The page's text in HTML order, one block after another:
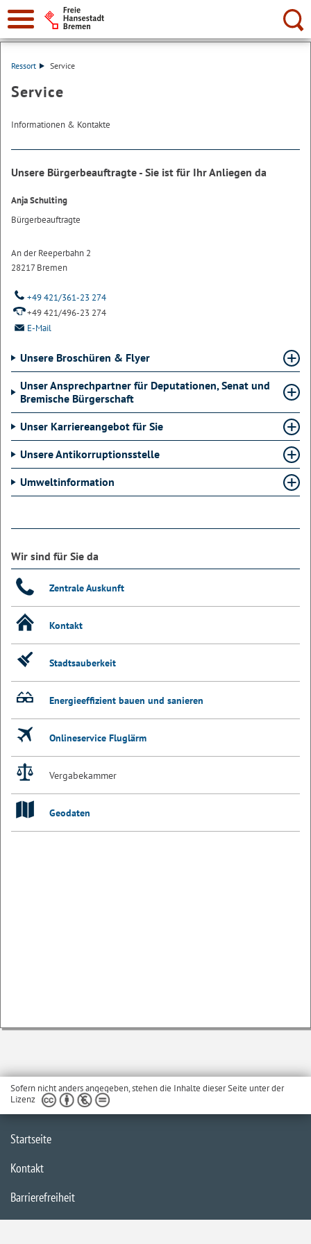
Suche:
Ressort Service
Service
Informationen & Kontakte
Unsere Bürgerbeauftragte - Sie ist für Ihr Anliegen da
Anja Schulting
Bürgerbeauftragte
An der Reeperbahn 2
28217 Bremen
+49 421/361-23 274
+49 421/496-23 274
E-Mail
Unsere Broschüren & Flyer
Unser Ansprechpartner für Deputationen, Senat und
Bremische Bürgerschaft
Unser Karriereangebot für Sie
Unsere Antikorruptionsstelle
Umweltinformation
Wir sind für Sie da
Zentrale Auskunft
Kontakt
Stadtsauberkeit
Energieeffizient bauen und sanieren
Onlineservice Fluglärm
Vergabekammer
Geodaten
Sofern nicht anders angegeben, stehen die Inhalte dieser Seite unter der
Lizenz
Startseite
Kontakt
Barrierefreiheit